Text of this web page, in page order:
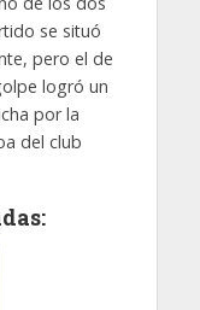
se situó
pero el de
logró un
por la
del club